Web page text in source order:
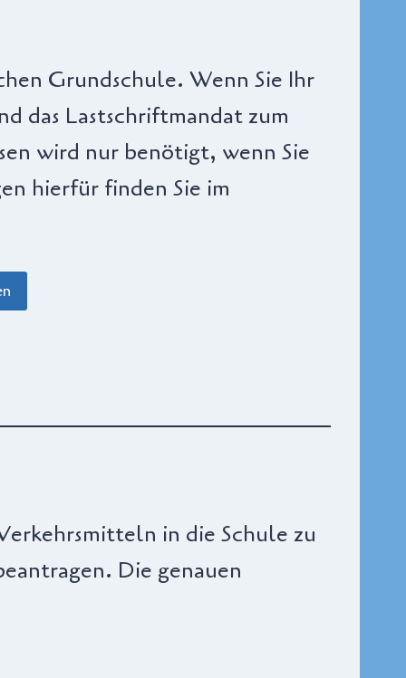
Grundschule. Wenn Sie Ihr
das Lastschriftmandat zum
wird nur benötigt, wenn Sie
hierfür finden Sie im
in die Schule zu
Die genauen